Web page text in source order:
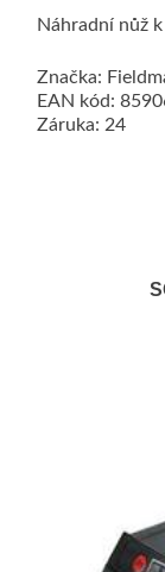
Náhradní nůž
Značka:
EAN kód:
Záruka: 24